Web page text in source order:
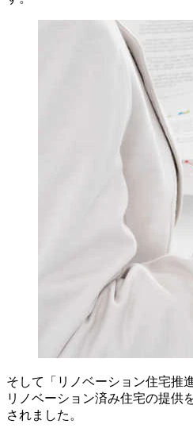
そして「リノベーション住宅推
リノベーション済み住宅の提供
されました。